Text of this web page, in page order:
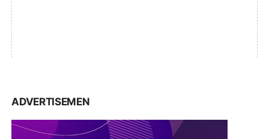
ADVERTISEMEN